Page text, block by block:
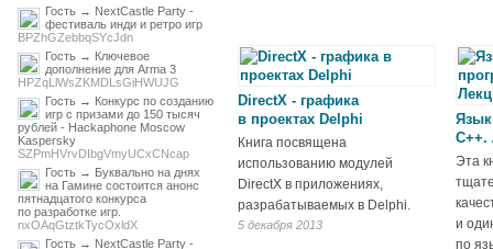
DirectX - графика
в проектах Delphi
Книга посвящена
использованию модулей
DirectX в приложениях,
разрабатываемых в Delphi.
5 декабря 2013
С++.
Эта
и
по
Гость → NextCastle Party -
фестиваль инди и ретро игр
BPZhGZebbqSYcJdn
Гость → Ключевое
дополнение для Arma 3
HPZqLlWsZKMDLsGiHWUJG
Гость → Конкурс по созданию
игр с призами до 150 тысяч
рублей - Hackaphone Moscow
Kaspersky
SZPmHVrvDIbgVmyUCxCNcap
Гость → Буквально на днях
на Гамине состоится анонс
пятнадцатого конкурса
по разработке игр.
nxOAqGtztkTycOxldX
Гость → NextCastle Party -